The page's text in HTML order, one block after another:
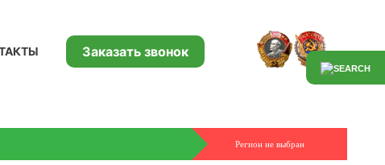
Заказать звонок
Регион не выбран